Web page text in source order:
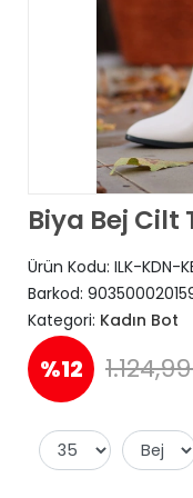
Biya Bej Cilt
Ürün Kodu: ILK-KDN-
Barkod:
Kategori: Kadın Bot
%12